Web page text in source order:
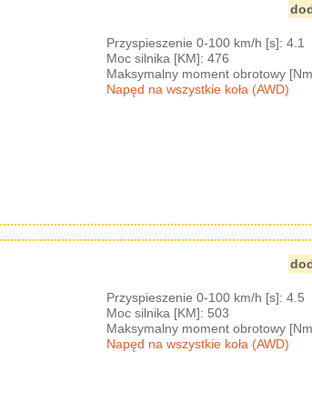
Przyspieszenie 0-100 km/h [s]: 4.1
Moc silnika [KM]: 476
Maksymalny moment obrotowy
Napęd na wszystkie koła (AWD)
Przyspieszenie 0-100 km/h [s]: 4.5
Moc silnika [KM]: 503
Maksymalny moment obrotowy
Napęd na wszystkie koła (AWD)